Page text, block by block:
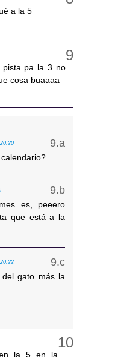
a la 5
pista pa la 3 no
cosa buaaaa
es, peeero
que está a la
gato más la
la 5 en la